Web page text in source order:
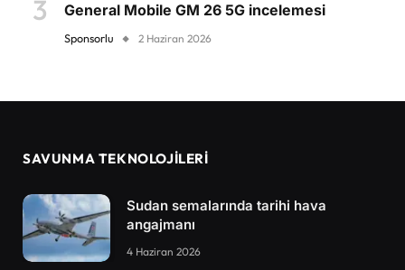
General Mobile GM 26 5G incelemesi
Sponsorlu 2 Haziran 2026
SAVUNMA TEKNOLOJİLERİ
Sudan semalarında tarihi hava
angajmanı
4 Haziran 2026